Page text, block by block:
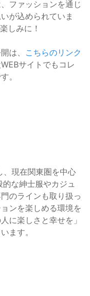
ファッションを通じ
が込められていま
しみに！
は、 こちらのリンク
サイトでもコレ
。
現在関東圏を中心
な紳士服やカジュ
のラインも取り扱っ
ンを楽しめる環境を
に楽しさと幸せを」
ます。